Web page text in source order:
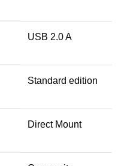
USB 2.0 A
Standard edition
Direct Mount